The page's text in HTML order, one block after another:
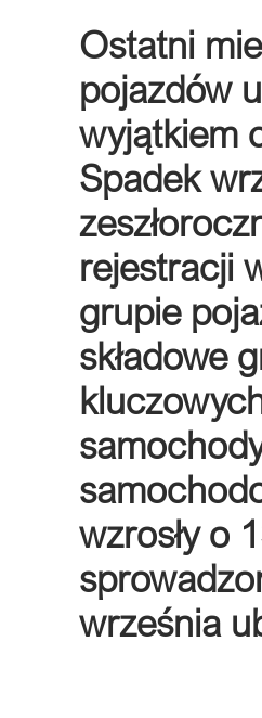
Ostatni
pojazdów
wyjątkiem
Spadek
rejestracji
grupie
składowe
wzrosły o
września